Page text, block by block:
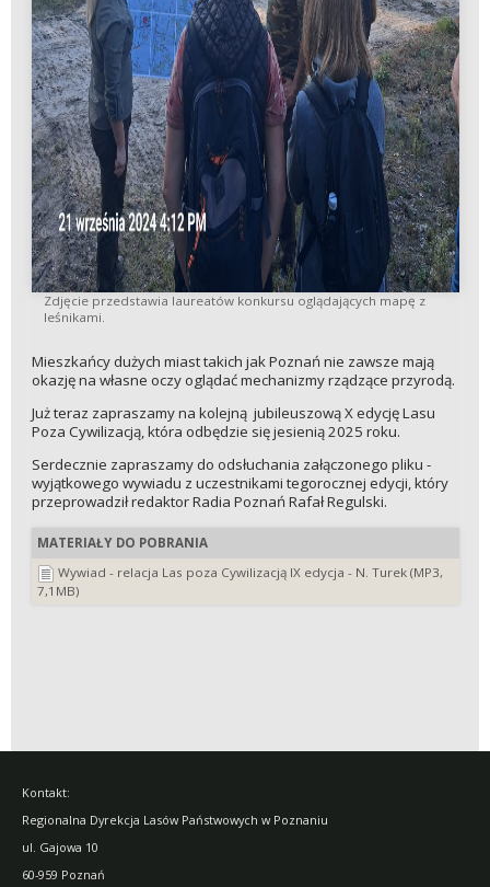
Zdjęcie przedstawia laureatów konkursu oglądających mapę z
leśnikami.
Mieszkańcy dużych miast takich jak Poznań nie zawsze mają
okazję na własne oczy oglądać mechanizmy rządzące przyrodą.
Już teraz zapraszamy na kolejną jubileuszową X edycję Lasu
Poza Cywilizacją, która odbędzie się jesienią 2025 roku.
Serdecznie zapraszamy do odsłuchania załączonego pliku -
wyjątkowego wywiadu z uczestnikami tegorocznej edycji, który
przeprowadził redaktor Radia Poznań Rafał Regulski.
MATERIAŁY DO POBRANIA
Wywiad - relacja Las poza Cywilizacją IX edycja - N. Turek (MP3,
7,1MB)
Kontakt:
Regionalna Dyrekcja Lasów Państwowych w Poznaniu
ul. Gajowa 10
60-959 Poznań